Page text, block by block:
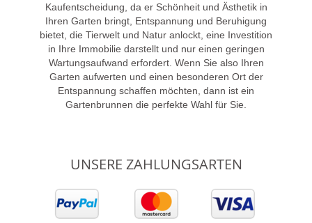
Kaufentscheidung, da er Schönheit und Ästhetik in
Ihren Garten bringt, Entspannung und Beruhigung
bietet, die Tierwelt und Natur anlockt, eine Investition
in Ihre Immobilie darstellt und nur einen geringen
Wartungsaufwand erfordert. Wenn Sie also Ihren
Garten aufwerten und einen besonderen Ort der
Entspannung schaffen möchten, dann ist ein
Gartenbrunnen die perfekte Wahl für Sie.
UNSERE ZAHLUNGSARTEN